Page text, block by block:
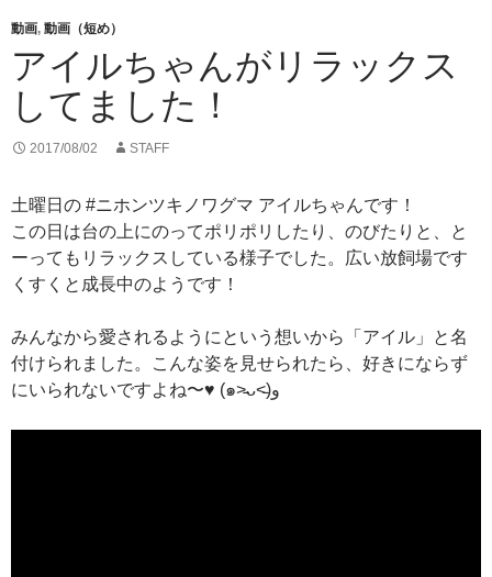
動画, 動画（短め）
アイルちゃんがリラックス
してました！
2017/08/02 STAFF
土曜日の #ニホンツキノワグマ アイルちゃんです！
この日は台の上にのってポリポリしたり、のびたりと、と
ーってもリラックスしている様子でした。広い放飼場です
くすくと成長中のようです！
みんなから愛されるようにという想いから「アイル」と名
付けられました。こんな姿を見せられたら、好きにならず
にいられないですよね〜♥️ (๑˃̵ᴗ˂̵)و